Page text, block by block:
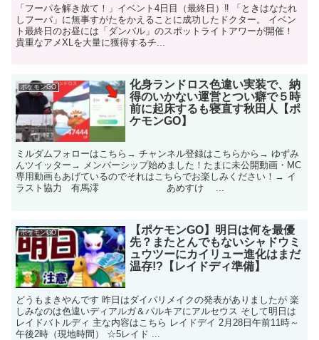
「フーパを解き放て！」イベント4日目（最終日）‼ 「ときはなたれ
しフーパ」に無事すがたをかえることに成功したドクター。 イベン
ト最終日のお昼には「ダンバル」のスポットライトアワーが開催！
貴重なアメXLを大量に獲得するチ...
ポケモンGO
化身ランドロス色違い実装で、納
得のいかない運営とつい癖で５時
前に起床するも寝直す秋田人【ポ
ケモンGO】
ミルダムフォローはこちら→ チャンネル登録はこちらから→ ゆずみ
んツイッター→ メンバーシップ始めました！たまに未公開動画・MC
専用動画もあげているのでそれはこちらでお楽しみください！→ イ
ラスト協力 有馬澪 あめすけ ...
ポケモンGO
【ポケモンGO】明日は何を最優
先？またとんでもないシャドウミ
ュウツーにカイリュー進化はまだ
温存!?【レイドディ準備】
どうもまきやんです 昨日はダイパリメイクの発表がありましたが 楽
しみなのは色違いディアルガ＆パルキアにアルセウス そして明日は
レイドバトルディ 主な内容はこちら レイドデイ 2月28日午前11時～
午後2時（現地時間） ☆5レイド ...